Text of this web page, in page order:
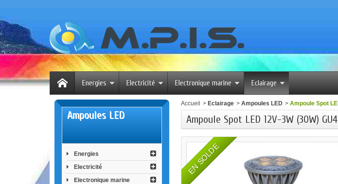
Energies Electricité Electronique marine Eclairage
Ampoules LED
Energies
Electricité
Electronique marine
Accueil > Eclairage > Ampoules LED > Ampoule Spot
Ampoule Spot LED 12V-3W (30W)
EN SOLDE